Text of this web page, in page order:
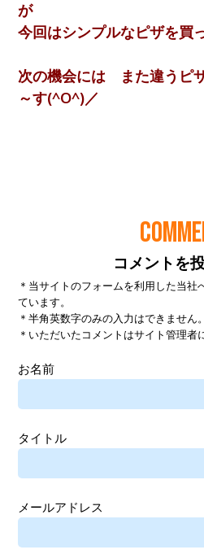
コメントを
＊当サイトのフォームを利用した当社
ています。
＊半角英数字のみの入力はできません。
＊いただいたコメントはサイト管理者
お名前
タイトル
メールアドレス